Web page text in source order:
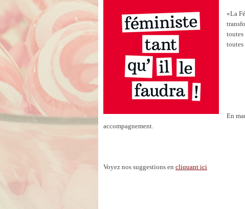
«La
toutes
toutes
En
accompagnement.
Voyez nos suggestions en cliquant ici